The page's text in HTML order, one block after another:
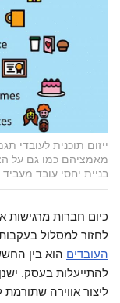
ייזום תוכנית לעובדי
מאמציהם כמו גם על
בניית יחסי עובד מעביד
כיום חברות מרגישות
לחזור למסלול
העובדים הוא בין
להתייעלות בעסק.
ליצור אווירה